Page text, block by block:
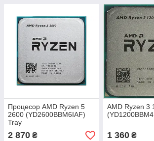
Процесор AMD Ryzen 5
2600 (YD2600BBM6IAF)
Tray
2 870 ₴
AMD Ryzen 3
1 360₴